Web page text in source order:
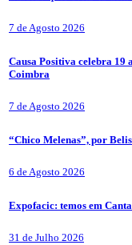
7 de Agosto 2026
Causa Positiva celebra 19
Coimbra
7 de Agosto 2026
“Chico Melenas”, por
6 de Agosto 2026
Expofacic: temos em
31 de Julho 2026